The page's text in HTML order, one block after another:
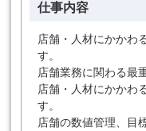
仕事内容
店舗・人材にかかわ
す。
店舗業務に関わる最
店舗・人材にかかわ
す。
店舗の数値管理、目